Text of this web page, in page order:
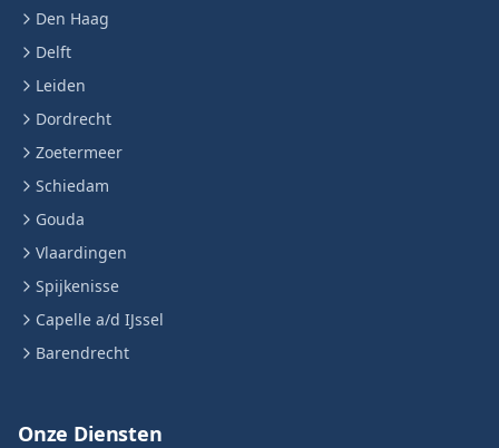
Den Haag
Delft
Leiden
Dordrecht
Zoetermeer
Schiedam
Gouda
Vlaardingen
Spijkenisse
Capelle a/d IJssel
Barendrecht
Onze Diensten